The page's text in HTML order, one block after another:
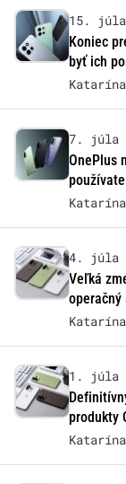
15. júla
Koniec
byť ich
7. júla
OnePlus
4. júla
Veľká
operačný
1. júla
produkty